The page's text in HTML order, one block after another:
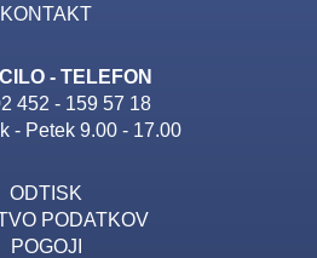
KONTAKT
- TELEFON
452 - 159 57 18
- Petek 9.00 - 17.00
ODTISK
PODATKOV
POGOJI